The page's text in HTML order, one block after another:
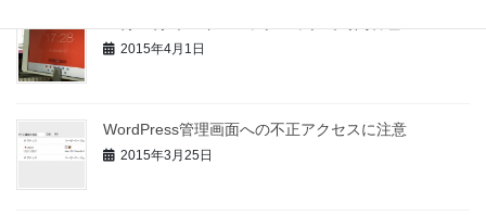
2015年4月1日
WordPress管理画面への不正アクセスに注意
2015年3月25日